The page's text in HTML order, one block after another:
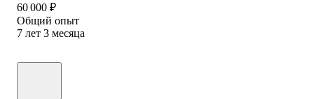
60 000 ₽
Общий опыт
7 лет 3 месяца